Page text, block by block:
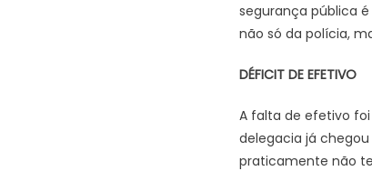
segurança pública
não só da polícia,
DÉFICIT DE EFETIVO
A falta de efetivo
delegacia já
praticamente não